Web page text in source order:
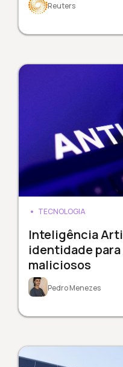
Reuters
TECNOLOGIA
Inteligência
identidade
maliciosos
Pedro Menezes